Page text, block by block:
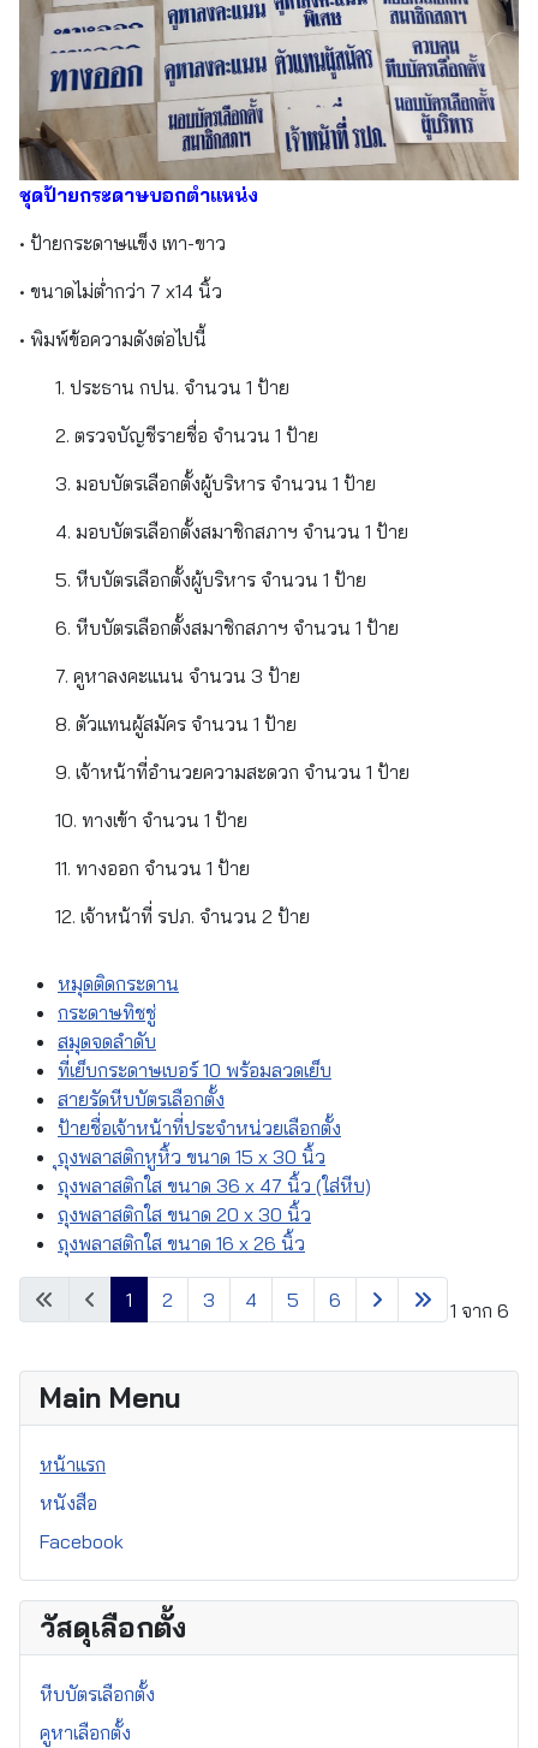
ชุดป้ายกระดาษบอกตำแหน่ง
• ป้ายกระดาษแข็ง เทา-ขาว
• ขนาดไม่ต่ำกว่า 7 x14 นิ้ว
• พิมพ์ข้อความดังต่อไปนี้
1. ประธาน กปน. จำนวน 1 ป้าย
2. ตรวจบัญชีรายชื่อ จำนวน 1 ป้าย
3. มอบบัตรเลือกตั้งผู้บริหาร จำนวน 1 ป้าย
4. มอบบัตรเลือกตั้งสมาชิกสภาฯ จำนวน 1 ป้าย
5. หีบบัตรเลือกตั้งผู้บริหาร จำนวน 1 ป้าย
6. หีบบัตรเลือกตั้งสมาชิกสภาฯ จำนวน 1 ป้าย
7. คูหาลงคะแนน จำนวน 3 ป้าย
8. ตัวแทนผู้สมัคร จำนวน 1 ป้าย
9. เจ้าหน้าที่อำนวยความสะดวก จำนวน 1 ป้าย
10. ทางเข้า จำนวน 1 ป้าย
11. ทางออก จำนวน 1 ป้าย
12. เจ้าหน้าที่ รปภ. จำนวน 2 ป้าย
หมุดติดกระดาน
กระดาษทิชชู่
สมุดจดลำดับ
ที่เย็บกระดาษเบอร์ 10 พร้อมลวดเย็บ
สายรัดหีบบัตรเลือกตั้ง
ป้ายชื่อเจ้าหน้าที่ประจำหน่วยเลือกตั้ง
ุถุงพลาสติกหูหิ้ว ขนาด 15 x 30 นิ้ว
ถุงพลาสติกใส ขนาด 36 x 47 นิ้ว (ใส่หีบ)
ถุงพลาสติกใส ขนาด 20 x 30 นิ้ว
ถุงพลาสติกใส ขนาด 16 x 26 นิ้ว
หน้า 1 จาก 6
1 2 3 4 5 6
Main Menu
หน้าแรก
หนังสือ
Facebook
วัสดุเลือกตั้ง
หีบบัตรเลือกตั้ง
คูหาเลือกตั้ง